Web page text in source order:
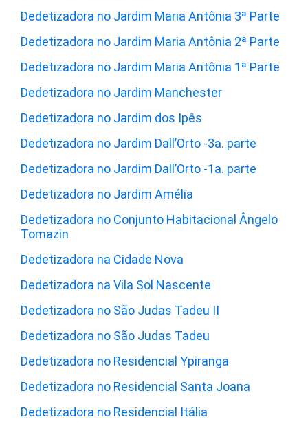
Dedetizadora no Jardim Maria Antônia 3ª Parte
Dedetizadora no Jardim Maria Antônia 2ª Parte
Dedetizadora no Jardim Maria Antônia 1ª Parte
Dedetizadora no Jardim Manchester
Dedetizadora no Jardim dos Ipês
Dedetizadora no Jardim Dall’Orto -3a. parte
Dedetizadora no Jardim Dall’Orto -1a. parte
Dedetizadora no Jardim Amélia
Dedetizadora no Conjunto Habitacional Ângelo
Tomazin
Dedetizadora na Cidade Nova
Dedetizadora na Vila Sol Nascente
Dedetizadora no São Judas Tadeu II
Dedetizadora no São Judas Tadeu
Dedetizadora no Residencial Ypiranga
Dedetizadora no Residencial Santa Joana
Dedetizadora no Residencial Itália